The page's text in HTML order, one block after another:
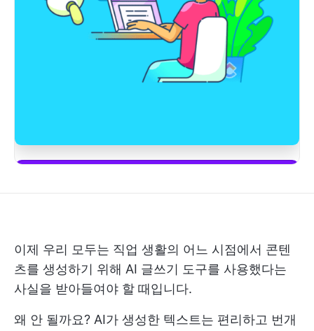
이제 우리 모두는 직업 생활의 어느 시점에서 콘텐
츠를 생성하기 위해 AI 글쓰기 도구를 사용했다는
사실을 받아들여야 할 때입니다.
왜 안 될까요? AI가 생성한 텍스트는 편리하고 번개